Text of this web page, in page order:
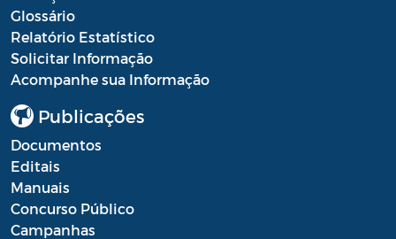
Glossário
Relatório Estatístico
Solicitar Informação
Acompanhe sua Informação
Publicações
Documentos
Editais
Manuais
Concurso Público
Campanhas